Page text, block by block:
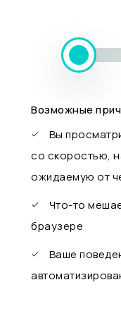
Возможные
Вы
со скоростью,
ожидаемую от
Что-то
браузере
Ваше